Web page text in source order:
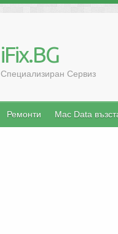
iFix.BG
Специализиран Сервиз
Ремонти Mac Data